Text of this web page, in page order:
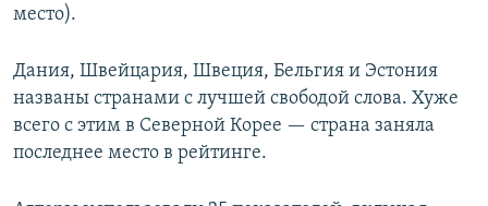
место).
Дания, Швейцария, Швеция, Бельгия и Эстония
названы странами с лучшей свободой слова. Хуже
всего с этим в Северной Корее — страна заняла
последнее место в рейтинге.